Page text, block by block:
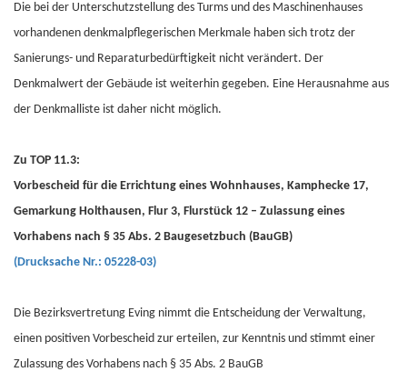
Die bei der Unterschutzstellung des Turms und des Maschinenhauses
vorhandenen denkmalpflegerischen Merkmale haben sich trotz der
Sanierungs- und Reparaturbedürftigkeit nicht verändert. Der
Denkmalwert der Gebäude ist weiterhin gegeben. Eine Herausnahme aus
der Denkmalliste ist daher nicht möglich.
Zu TOP 11.3:
Vorbescheid für die Errichtung eines Wohnhauses, Kamphecke 17,
Gemarkung Holthausen, Flur 3, Flurstück 12 – Zulassung eines
Vorhabens nach § 35 Abs. 2 Baugesetzbuch (BauGB)
(Drucksache Nr.: 05228-03)
Die Bezirksvertretung Eving nimmt die Entscheidung der Verwaltung,
einen positiven Vorbescheid zur erteilen, zur Kenntnis und stimmt einer
Zulassung des Vorhabens nach § 35 Abs. 2 BauGB